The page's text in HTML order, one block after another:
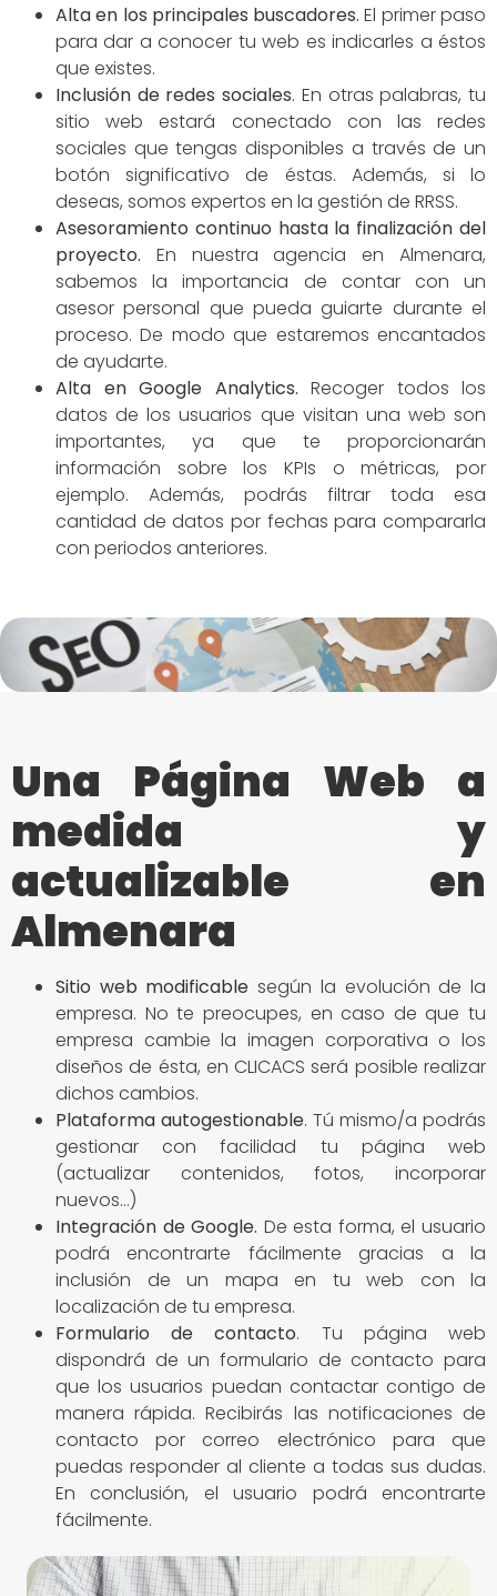
Alta en los principales buscadores. El primer paso
para dar a conocer tu web es indicarles a éstos
que existes.
Inclusión de redessociales. En otras palabras, tu
sitio web estará conectado con las redes
sociales que tengas disponibles a través de un
botón significativo de éstas. Además, si lo
deseas, somos expertos en la gestión de RRSS.
Asesoramiento continuo hasta la finalización del
proyecto. En nuestra agencia en Almenara,
sabemos la importancia de contar con un
asesor personal que pueda guiarte durante el
proceso. De modo que estaremos encantados
de ayudarte.
Alta en Google Analytics. Recoger todos los
datos de los usuarios que visitan una web son
importantes, ya que te proporcionarán
información sobre los KPIs o métricas, por
ejemplo. Además, podrás filtrar toda esa
cantidad de datos por fechas para compararla
con periodos anteriores.
Una Página Web a
medida y
actualizable en
Almenara
Sitio web modificable según la evolución de la
empresa. No te preocupes, en caso de que tu
empresa cambie la imagen corporativa o los
diseños de ésta, en CLICACS será posible realizar
dichos cambios.
Plataforma autogestionable. Tú mismo/a podrás
gestionar con facilidad tu página web
(actualizar contenidos, fotos, incorporar
nuevos…)
Integración de Google. De esta forma, el usuario
podrá encontrarte fácilmente gracias a la
inclusión de un mapa en tu web con la
localización de tu empresa.
Formulario de contacto. Tu página web
dispondrá de un formulario de contacto para
que los usuarios puedan contactar contigo de
manera rápida. Recibirás las notificaciones de
contacto por correo electrónico para que
puedas responder al cliente a todas sus dudas.
En conclusión, el usuario podrá encontrarte
fácilmente.